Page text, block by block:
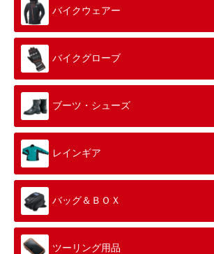
バイクウェアー
バイクグローブ
ブーツ・シューズ
レインギア
バッグ＆ＢＯＸ
ツーリング用品